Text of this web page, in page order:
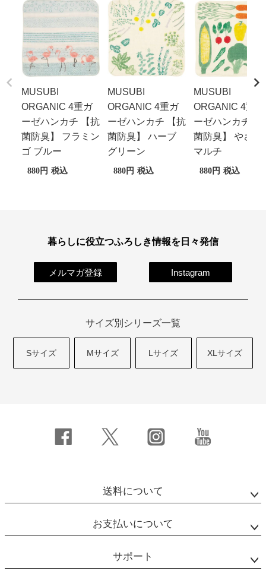
MUSUBI
ORGANIC 4重ガ
ーゼハンカチ 【抗
菌防臭】 フラミン
ゴ ブルー
880 税込
MUSUBI
ORGANIC 4重ガ
ーゼハンカチ 【抗
菌防臭】 ハーブ
グリーン
880 税込
MUSUBI
ORGANIC 4重ガ
ーゼハンカチ 【
菌防臭】 やさい
マルチ
880 税込
暮らしに役立つふろしき情報を日々発信
メルマガ登録 Instagram
サイズ別シリーズ一覧
Sサイズ Mサイズ Lサイズ XLサイズ
送料について
お支払いについて
サポート